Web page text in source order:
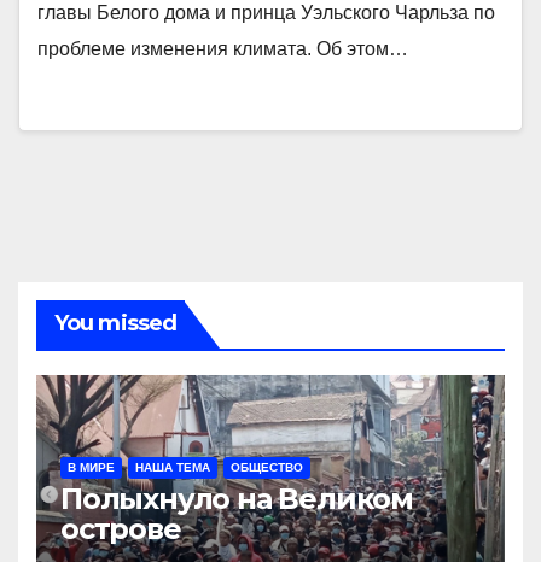
главы Белого дома и принца Уэльского Чарльза по
проблеме изменения климата. Об этом…
You missed
В МИРЕ НАША ТЕМА ОБЩЕСТВО
Полыхнуло на Великом
острове